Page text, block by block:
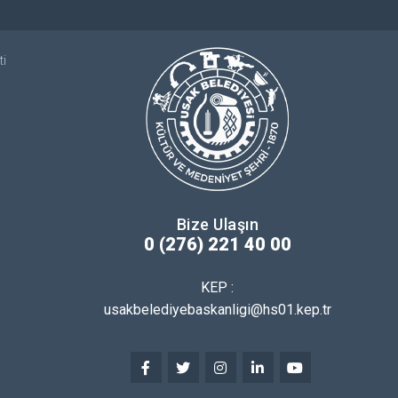
Bize Ulaşın
0 (276) 221 40 00
KEP :
usakbelediyebaskanligi@hs01.kep.tr